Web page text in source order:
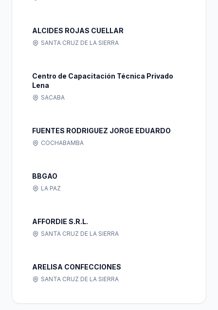
ALCIDES ROJAS CUELLAR
SANTA CRUZ DE LA SIERRA
Centro de Capacitación Técnica Privado
Lena
SACABA
FUENTES RODRIGUEZ JORGE EDUARDO
COCHABAMBA
BBGAO
LA PAZ
AFFORDIE S.R.L.
SANTA CRUZ DE LA SIERRA
ARELISA CONFECCIONES
SANTA CRUZ DE LA SIERRA